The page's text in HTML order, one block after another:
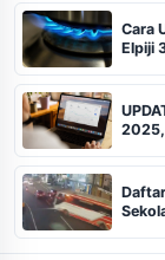
Cara
Elpiji
2025,